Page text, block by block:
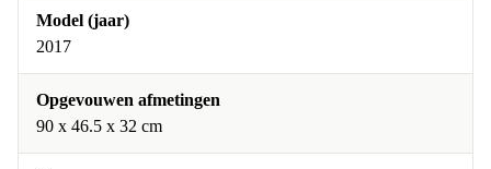
Model (jaar)
2017
Opgevouwen afmetingen
90 x 46.5 x 32 cm